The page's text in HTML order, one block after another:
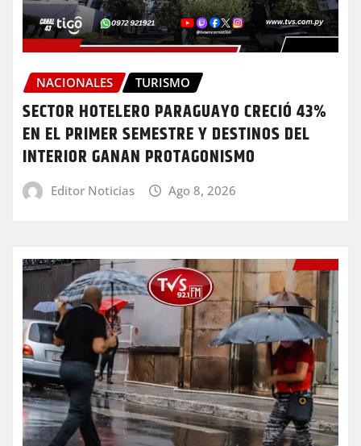
NACIONALES TURISMO
SECTOR HOTELERO PARAGUAYO CRECIÓ 43%
EN EL PRIMER SEMESTRE Y DESTINOS DEL
INTERIOR GANAN PROTAGONISMO
Editor Noticias Ago 8, 2026